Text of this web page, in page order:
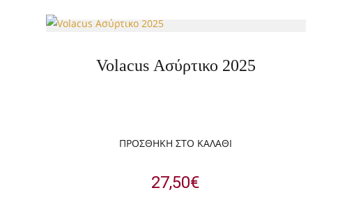
Volacus Ασύρτικο 2025
ΠΡΟΣΘΉΚΗ ΣΤΟ ΚΑΛΆΘΙ
27,50€